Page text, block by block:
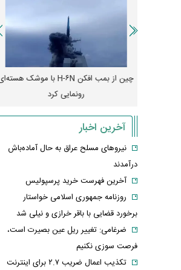
پهپاد رهگیر یا موشک پدافند؛ قدرت تهدید
کدامیک بیشتر است؟
آخرین اخبار
نیروهای مسلح عراق به حال آماده‌باش
درآمدند
آخرین فهرست خرید پرسپولیس
روزنامه جمهوری اسلامی خواستار
برخورد قضایی با باقر خرازی و نیلی شد
ضرغامی: تغییر ریل عین بصیرت است،
فرصت سوزی نکنیم
تکذیب اعمال ضریب ۲.۷ برای اینترنت